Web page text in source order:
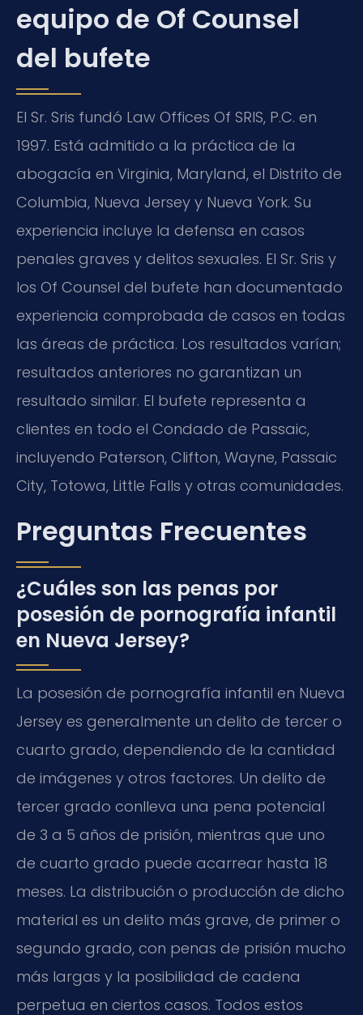
equipo de Of Counsel
del bufete
El Sr. Sris fundó Law Offices Of SRIS, P.C. en
1997. Está admitido a la práctica de la
abogacía en Virginia, Maryland, el Distrito de
Columbia, Nueva Jersey y Nueva York. Su
experiencia incluye la defensa en casos
penales graves y delitos sexuales. El Sr. Sris y
los Of Counsel del bufete han documentado
experiencia comprobada de casos en todas
las áreas de práctica. Los resultados varían;
resultados anteriores no garantizan un
resultado similar. El bufete representa a
clientes en todo el Condado de Passaic,
incluyendo Paterson, Clifton, Wayne, Passaic
City, Totowa, Little Falls y otras comunidades.
Preguntas Frecuentes
¿Cuáles son las penas por
posesión de pornografía infantil
en Nueva Jersey?
La posesión de pornografía infantil en Nueva
Jersey es generalmente un delito de tercer o
cuarto grado, dependiendo de la cantidad
de imágenes y otros factores. Un delito de
tercer grado conlleva una pena potencial
de 3 a 5 años de prisión, mientras que uno
de cuarto grado puede acarrear hasta 18
meses. La distribución o producción de dicho
material es un delito más grave, de primer o
segundo grado, con penas de prisión mucho
más largas y la posibilidad de cadena
perpetua en ciertos casos. Todos estos